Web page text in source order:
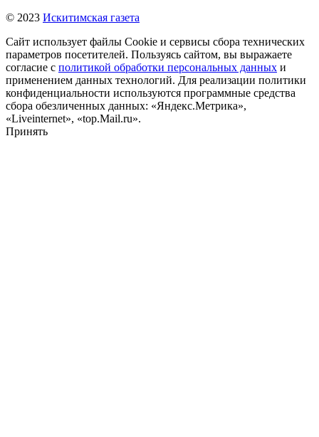
© 2023 Искитимская газета
Сайт использует файлы Cookie и сервисы сбора технических
параметров посетителей. Пользуясь сайтом, вы выражаете
согласие с политикой обработки персональных данных и
применением данных технологий. Для реализации политики
конфиденциальности используются программные средства
сбора обезличенных данных: «Яндекс.Метрика»,
«Liveinternet», «top.Mail.ru».
Принять